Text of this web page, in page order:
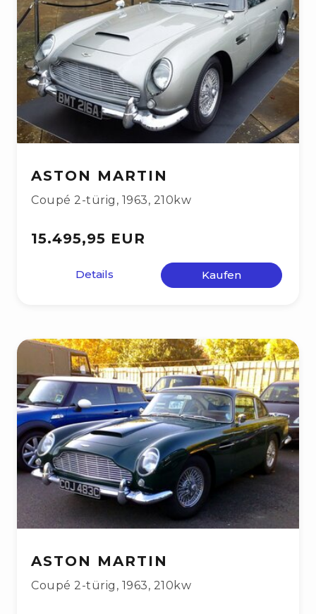
ASTON MARTIN
Coupé 2-türig , 1963, 210kw
15.495,95 EUR
Details Kaufen
ASTON MARTIN
Coupé 2-türig , 1963, 210kw